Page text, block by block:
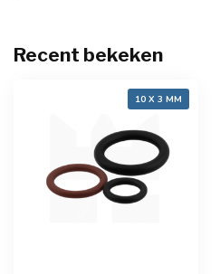
Recent bekeken
10 X 3 MM